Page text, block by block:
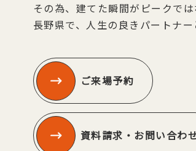
その為、建てた瞬間がピークで
長野県で、人生の良きパートナ
ご来場予約
資料請求・お問い合わ